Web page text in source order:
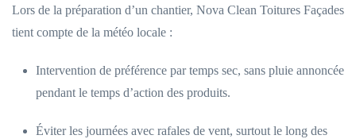
Lors de la préparation d’un chantier, Nova Clean Toitures Façades
tient compte de la météo locale :
Intervention de préférence par temps sec, sans pluie annoncée
pendant le temps d’action des produits.
Éviter les journées avec rafales de vent, surtout le long des